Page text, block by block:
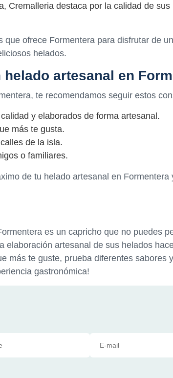
Cremalleria destaca por la calidad de
ofrece Formentera para disfrutar de
helados.
artesanal en
te recomendamos seguir estos
y elaborados de forma artesanal.
más te gusta.
de la isla.
o familiares.
de tu helado artesanal en Formentera
es un capricho que no puedes
elaboración artesanal de sus helados
más te guste, prueba diferentes sabores
gastronómica!